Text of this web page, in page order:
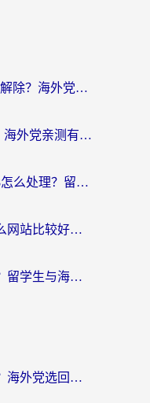
优酷手机app地域限制怎么解除？海外党亲测有效的追剧方案
全民K歌国外如何听原唱？海外党亲测有效的回国加速器选择指南
在海外如果使用交管12123怎么处理？留学生亲测有效的回国加速方案
海外看国内电视直播用什么网站比较好？一篇解决你所有追剧难题的实用指南
在国外如何打开中国网站？留学生与海外华人的无缝访问指南
雷霆加速下载免费靠谱吗？海外党选回国加速器的避坑指南（附热门工具对比）